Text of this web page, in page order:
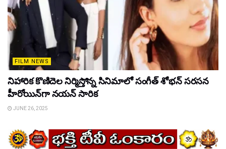
FILM NEWS
నిహారిక కొణిదెల నిర్మిస్తోన్న సినిమాలో సంగీత్ శోభన్ సరసన
హీరోయిన్‌గా నయన్ సారిక
JUNE 26, 2025